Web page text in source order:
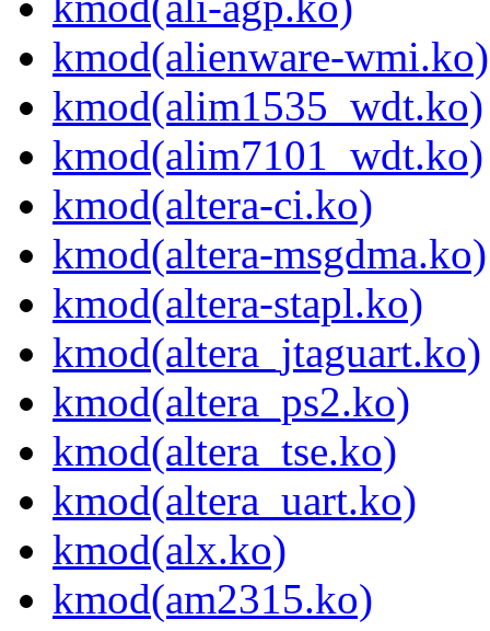
kmod(alienware-wmi.ko)
kmod(alim1535_wdt.ko)
kmod(alim7101_wdt.ko)
kmod(altera-ci.ko)
kmod(altera-msgdma.ko)
kmod(altera-stapl.ko)
kmod(altera_jtaguart.ko)
kmod(altera_ps2.ko)
kmod(altera_tse.ko)
kmod(altera_uart.ko)
kmod(alx.ko)
kmod(am2315.ko)